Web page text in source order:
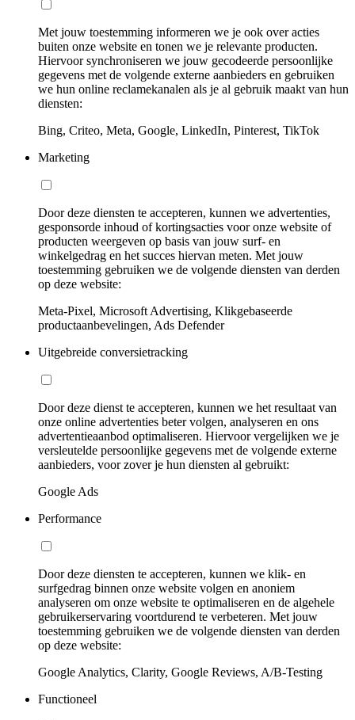
Met jouw toestemming informeren we je ook over acties
buiten onze website en tonen we je relevante producten.
Hiervoor synchroniseren we jouw gecodeerde persoonlijke
gegevens met de volgende externe aanbieders en gebruiken
we hun online reclamekanalen als je al gebruik maakt van hun
diensten:
Bing, Criteo, Meta, Google, LinkedIn, Pinterest, TikTok
Marketing
Door deze diensten te accepteren, kunnen we advertenties,
gesponsorde inhoud of kortingsacties voor onze website of
producten weergeven op basis van jouw surf- en
winkelgedrag en het succes hiervan meten. Met jouw
toestemming gebruiken we de volgende diensten van derden
op deze website:
Meta-Pixel, Microsoft Advertising, Klikgebaseerde
productaanbevelingen, Ads Defender
Uitgebreide conversietracking
Door deze dienst te accepteren, kunnen we het resultaat van
onze online advertenties beter volgen, analyseren en ons
advertentieaanbod optimaliseren. Hiervoor vergelijken we je
versleutelde persoonlijke gegevens met de volgende externe
aanbieders, voor zover je hun diensten al gebruikt:
Google Ads
Performance
Door deze diensten te accepteren, kunnen we klik- en
surfgedrag binnen onze website volgen en anoniem
analyseren om onze website te optimaliseren en de algehele
gebruikerservaring voortdurend te verbeteren. Met jouw
toestemming gebruiken we de volgende diensten van derden
op deze website:
Google Analytics, Clarity, Google Reviews, A/B-Testing
Functioneel